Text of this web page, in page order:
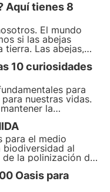
Aquí tienes 8
El mundo
si las abejas
tierra. Las abejas,
integrales,
Sin su
10 curiosidades
para
nuestras vidas.
la
en nuestro caso,
alimentos que de
para el medio
biodiversidad al
la polinización de
y plantas
directamente a la
Oasis para